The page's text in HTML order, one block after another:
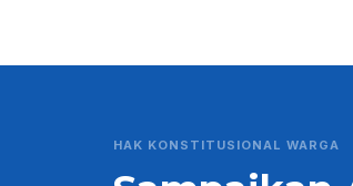
HAK KONSTITUSIONAL WARGA